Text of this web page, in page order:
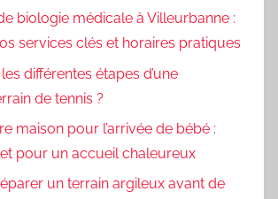
biologie médicale à Villeurbanne :
services clés et horaires pratiques
différentes étapes d’une
de tennis ?
maison pour l’arrivée de bébé :
pour un accueil chaleureux
un terrain argileux avant de